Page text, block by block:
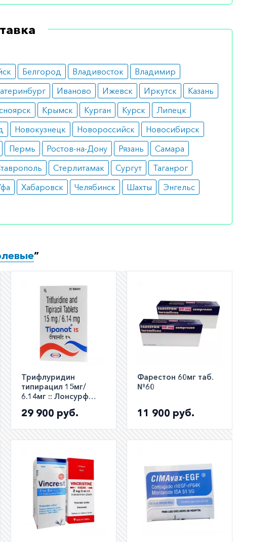
Белгород Владивосток
Владимир
Иваново Ижевск Иркутск
Казань
Крымск Курган Курск
Липецк
Новокузнецк Новороссийск
Новосибирск
Пермь Ростов-на-Дону Рязань
Самара
Стерлитамак Сургут
Таганрог
Хабаровск Челябинск Шахты
Энгельс
”
Трифлуридин
типирацил 15мг/
6.14мг :: Лонсурф
полный аналог ::
Tipanat таб. №20
29 900 руб.
Фарестон 60мг таб.
№60
11 900 руб.